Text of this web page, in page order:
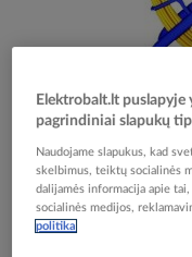
Skip
the
beginning
the
Reali prekė gali
Įtraukiklis 60m
PROTEC
Elektrobalt.lt
pagrindiniai slapukų
Naudojame slapukus, kad
skelbimus, teiktų socialinės
dalijamės informacija apie
socialinės medijos,
politika